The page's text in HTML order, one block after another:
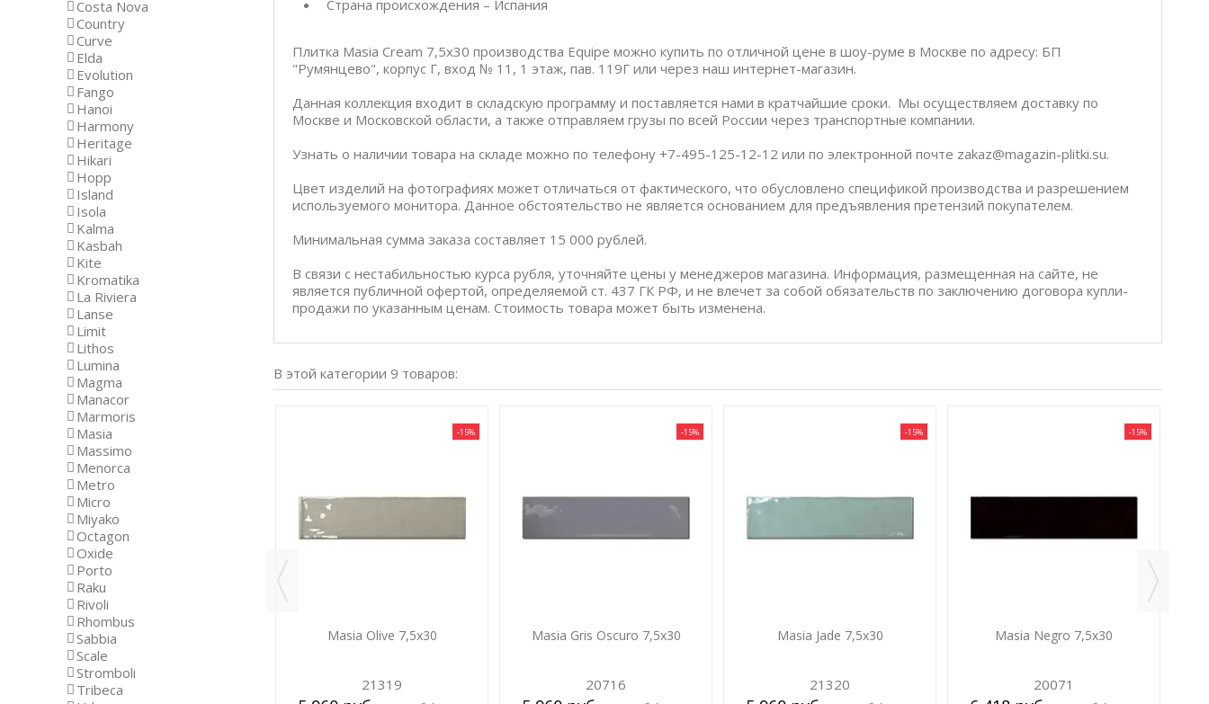
Страна происхождения – Испания
Плитка Masia Cream 7,5х30 производства Equipe можно купить по отличной цене в шоу-руме в Москве по адресу: БП
"Румянцево", корпус Г, вход № 11, 1 этаж, пав. 119Г или через наш интернет-магазин.
Данная коллекция входит в складскую программу и поставляется нами в кратчайшие сроки. Мы осуществляем доставку по
Москве и Московской области, а также отправляем грузы по всей России через транспортные компании.
Узнать о наличии товара на складе можно по телефону +7-495-125-12-12 или по электронной почте zakaz@magazin-plitki.su.
Цвет изделий на фотографиях может отличаться от фактического, что обусловлено спецификой производства и разрешением
используемого монитора. Данное обстоятельство не является основанием для предъявления претензий покупателем.
Минимальная сумма заказа составляет 15 000 рублей.
В связи с нестабильностью курса рубля, уточняйте цены у менеджеров магазина. Информация, размещенная на сайте, не
является публичной офертой, определяемой ст. 437 ГК РФ, и не влечет за собой обязательств по заключению договора купли-
продажи по указанным ценам. Стоимость товара может быть изменена.
В этой категории 9 товаров:
Masia Gris Claro 7,5х30
-15%
Masia Olive 7,5х30
21319
-15%
Masia Gris Oscuro 7,5х30
20716
-15%
Masia Jade 7,5х30
21320
-15%
Masia Negro 7,5х30
20071
Costa Nova
Country
Curve
Elda
Evolution
Fango
Hanoi
Harmony
Heritage
Hikari
Hopp
Island
Isola
Kalma
Kasbah
Kite
Kromatika
La Riviera
Lanse
Limit
Lithos
Lumina
Magma
Manacor
Marmoris
Masia
Massimo
Menorca
Metro
Micro
Miyako
Octagon
Oxide
Porto
Raku
Rivoli
Rhombus
Sabbia
Scale
Stromboli
Tribeca